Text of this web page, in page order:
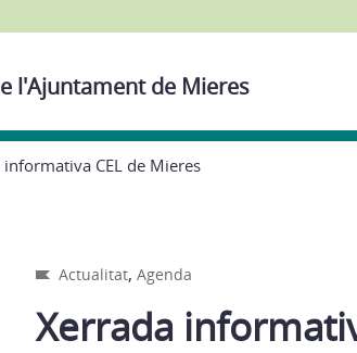
l'Ajuntament de Mieres
informativa CEL de Mieres
Actualitat, Agenda
Xerrada